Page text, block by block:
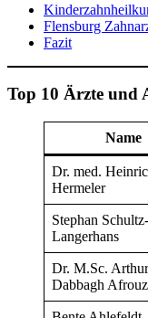
Flensburg
Fazit
Top 10 Ärzte und
Name
Dr. med.
Hermeler
Stephan Schultz-
Langerhans
Dr. M.Sc. Arthur
Dabbagh Afrouz